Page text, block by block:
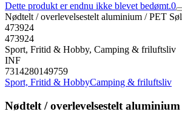
Dette produkt er endnu ikke blevet bedømt.0
Nødtelt / overlevelsestelt aluminium / PET
473924
473924
Sport, Fritid & Hobby, Camping & friluftsliv
INF
7314280149759
Sport, Fritid & HobbyCamping & friluftsliv
Nødtelt / overlevelsestelt